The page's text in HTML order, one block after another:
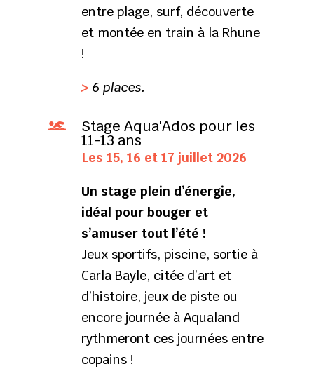
entre plage, surf, découverte
et montée en train à la Rhune
!
> 6 places.
 Stage Aqua'Ados pour les
11-13 ans
Les 15, 16 et 17 juillet 2026
Un stage plein d’énergie,
idéal pour bouger et
s’amuser tout l’été !
Jeux sportifs, piscine, sortie à
Carla Bayle, citée d’art et
d’histoire, jeux de piste ou
encore journée à Aqualand
rythmeront ces journées entre
copains !